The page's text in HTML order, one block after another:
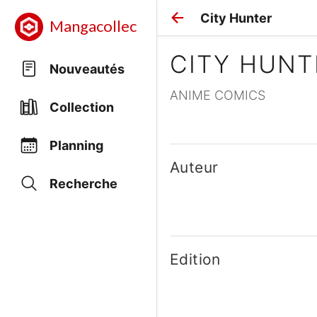
Mangacollec
Nouveautés
Collection
Planning
Recherche
City Hunter
CITY
ANIME COMICS
Auteur
Edition